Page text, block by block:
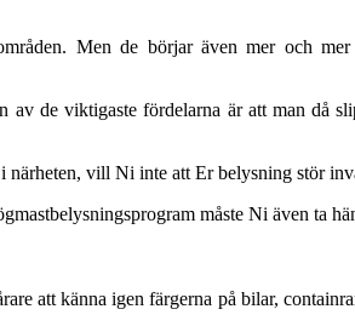
Men de börjar även mer och
de viktigaste fördelarna är att man då
vill Ni inte att Er belysning stör
måste Ni även ta
att känna igen färgerna på bilar,